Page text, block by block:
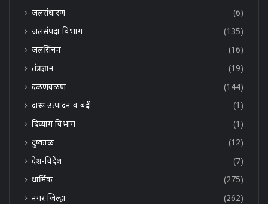
जलसंधारण
(6)
जलसंपदा विभाग
(135)
जलसिंचन
(16)
तंत्रज्ञान
(19)
दळणवळण
(144)
दारू उत्पादन व बंदी
(1)
दिव्यांग विभाग
(1)
दुष्काळ
(12)
देश-विदेश
(7)
धार्मिक
(275)
नगर जिल्हा
(262)